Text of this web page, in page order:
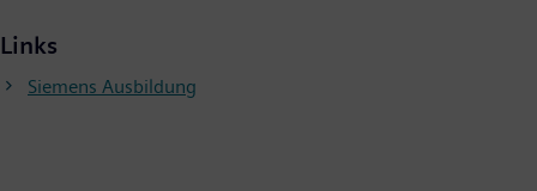
Links
Siemens Ausbildung